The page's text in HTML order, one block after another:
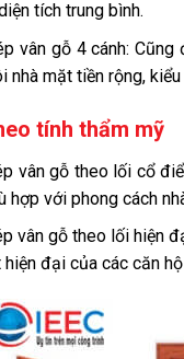
tích trung bình.
vân gỗ 4 cánh:
nhà mặt tiền rộng,
tính thẩm mỹ
vân gỗ theo lối cổ
hợp với phong cách
vân gỗ theo lối hiện
hiện đại của các căn